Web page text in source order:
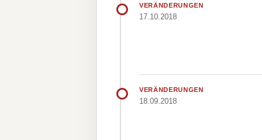
VERÄNDERUNGEN
17.10.2018
VERÄNDERUNGEN
18.09.2018